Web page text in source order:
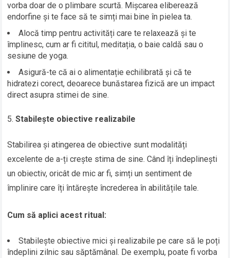
vorba doar de o plimbare scurtă. Mișcarea eliberează
endorfine și te face să te simți mai bine în pielea ta.
Alocă timp pentru activități care te relaxează și te
împlinesc, cum ar fi cititul, meditația, o baie caldă sau o
sesiune de yoga.
Asigură-te că ai o alimentație echilibrată și că te
hidratezi corect, deoarece bunăstarea fizică are un impact
direct asupra stimei de sine.
Stabilește obiective realizabile
Stabilirea și atingerea de obiective sunt modalități
excelente de a-ți crește stima de sine. Când îți îndeplinești
un obiectiv, oricât de mic ar fi, simți un sentiment de
împlinire care îți întărește încrederea în abilitățile tale.
Cum să aplici acest ritual:
Stabilește obiective mici și realizabile pe care să le poți
îndeplini zilnic sau săptămânal. De exemplu, poate fi vorba